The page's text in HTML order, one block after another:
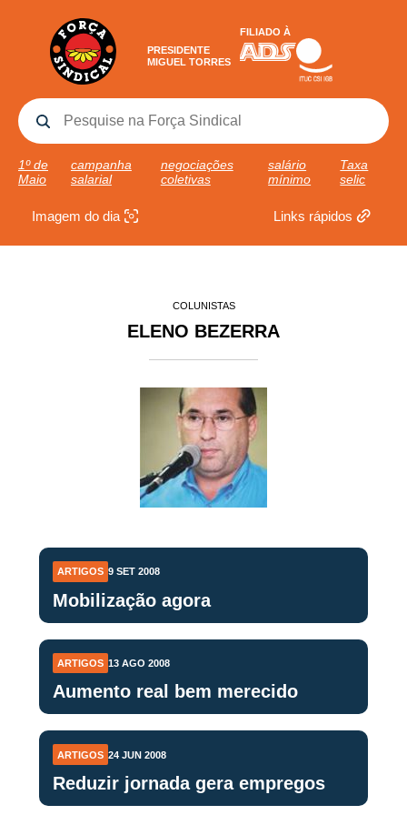
PRESIDENTE
MIGUEL TORRES
FILIADO À
1º de
Maio
campanha
salarial
negociações
coletivas
salário
mínimo
Taxa
selic
Imagem do dia Links rápidos
COLUNISTAS
ELENO BEZERRA
ARTIGOS 9 SET 2008
Mobilização agora
ARTIGOS 13 AGO 2008
Aumento real bem merecido
ARTIGOS 24 JUN 2008
Reduzir jornada gera empregos